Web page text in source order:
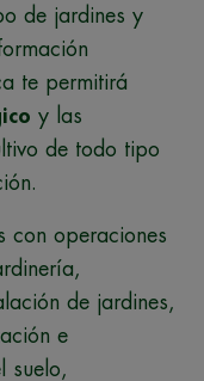
de jardines y
te permitirá
y las
de todo tipo
con operaciones
de jardines,
e
suelo,